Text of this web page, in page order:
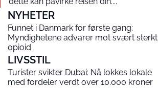
NYHETER
Funnet i Danmark for første gang:
Myndighetene advarer mot svært sterkt
opioid
LIVSSTIL
Turister svikter Dubai: Nå lokkes lokale
med fordeler verdt over 10.000 kroner